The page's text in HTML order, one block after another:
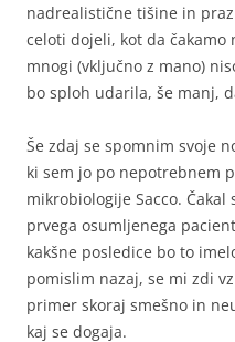
nadrealistične tišine in
celoti dojeli, kot da čakamo
mnogi (vključno z mano)
bo sploh udarila, še manj,
Še zdaj se spomnim svoje
ki sem jo po nepotrebnem
mikrobiologije Sacco.
prvega osumljenega
kakšne posledice bo to
pomislim nazaj, se mi zdi
primer skoraj smešno in
kaj se dogaja.